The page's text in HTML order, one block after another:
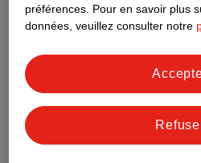
Découvrez dès maintenant
de marque Kruidvat préférés !
Aussi dans ce magasin
préférences. Pour en savoir plus
données, veuillez consulter notre